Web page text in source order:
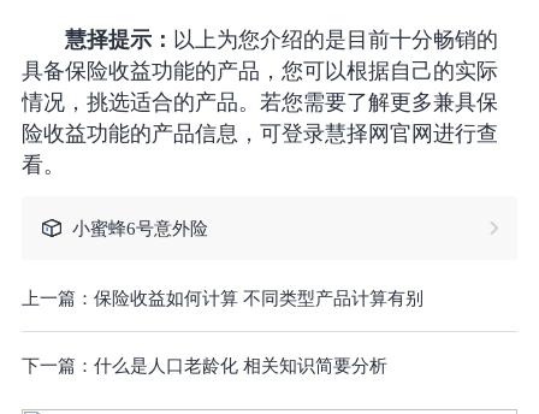
慧择提示： 以上为您介绍的是目前十分畅销的
具备保险收益功能的产品，您可以根据自己的实际
情况，挑选适合的产品。若您需要了解更多兼具保
险收益功能的产品信息，可登录慧择网官网进行查
看。
小蜜蜂6号意外险
上一篇： 保险收益如何计算 不同类型产品计算有别
下一篇： 什么是人口老龄化 相关知识简要分析